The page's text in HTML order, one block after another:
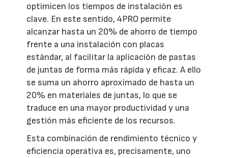
optimicen los tiempos de instalación es
clave. En este sentido, 4PRO permite
alcanzar hasta un 20% de ahorro de tiempo
frente a una instalación con placas
estándar, al facilitar la aplicación de pastas
de juntas de forma más rápida y eficaz. A ello
se suma un ahorro aproximado de hasta un
20% en materiales de juntas, lo que se
traduce en una mayor productividad y una
gestión más eficiente de los recursos.
Esta combinación de rendimiento técnico y
eficiencia operativa es, precisamente, uno